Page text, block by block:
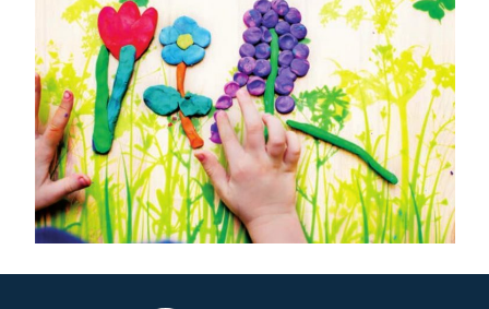
ASISTENTE UPS
UPIBOT
Hola, puedo ayudarte a buscar información publicada
en este sitio.